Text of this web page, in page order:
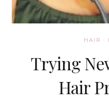
HAIR ·
Trying
Hair